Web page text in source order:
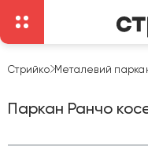
Стрийко Металевий
Паркан Ранчо